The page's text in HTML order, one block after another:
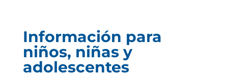
Información para
niños, niñas y
adolescentes